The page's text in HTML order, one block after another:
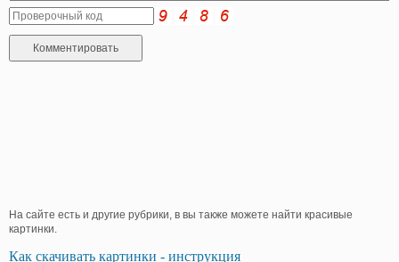
На сайте есть и другие рубрики, в вы также можете найти красивые
картинки.
Как скачивать картинки - инструкция